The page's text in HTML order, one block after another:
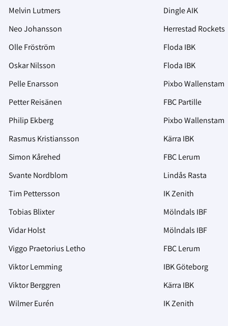
Melvin Lutmers
Neo Johansson
Olle Fröström
Oskar Nilsson
Pelle Enarsson
Petter Reisänen
Philip Ekberg
Rasmus Kristiansson
Simon Kårehed
Svante Nordblom
Tim Pettersson
Tobias Blixter
Vidar Holst
Viggo Praetorius Letho
Viktor Lemming
Viktor Berggren
Wilmer Eurén
Dingle AIK
Herrestad Rockets
Floda IBK
Floda IBK
Pixbo Wallenstam
FBC Partille
Pixbo Wallenstam
Kärra IBK
FBC Lerum
Lindås Rasta
IK Zenith
Mölndals IBF
Mölndals IBF
FBC Lerum
IBK Göteborg
Kärra IBK
IK Zenith